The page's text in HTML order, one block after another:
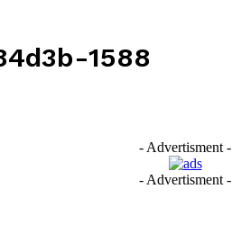
1588
- Advertisment -
- Advertisment -